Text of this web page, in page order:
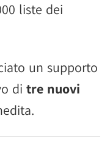
liste dei
un supporto
di tre nuovi